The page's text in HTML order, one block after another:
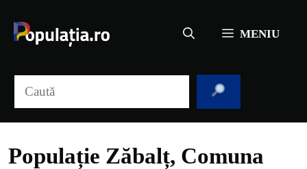
conținut
MENIU
Populație Zăbalț, Comuna